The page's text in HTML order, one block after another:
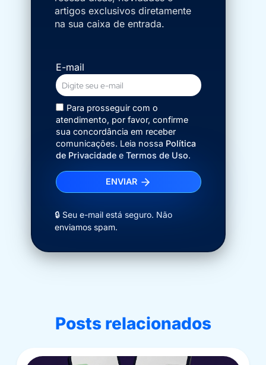
artigos exclusivos diretamente
na sua caixa de entrada.
E-mail
Para prosseguir com o
atendimento, por favor, confirme
sua concordância em receber
comunicações. Leia nossa Política
de Privacidadee Termos de Uso.
ENVIAR
🔒 Seu e-mail está seguro. Não
enviamos spam.
Posts relacionados